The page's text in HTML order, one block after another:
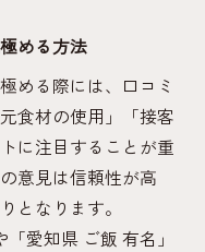
見
県ご飯の新たな発
ミで楽しむ方法
う地元食材の魅
める方法
める際には、口コミ
食材の使用」「接客
に注目することが重
意見は信頼性が高
となります。
愛知県 ご飯 有名」